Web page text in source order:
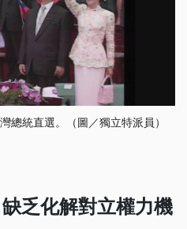
總統直選。（圖／獨立特派員）
乏化解對立權力機